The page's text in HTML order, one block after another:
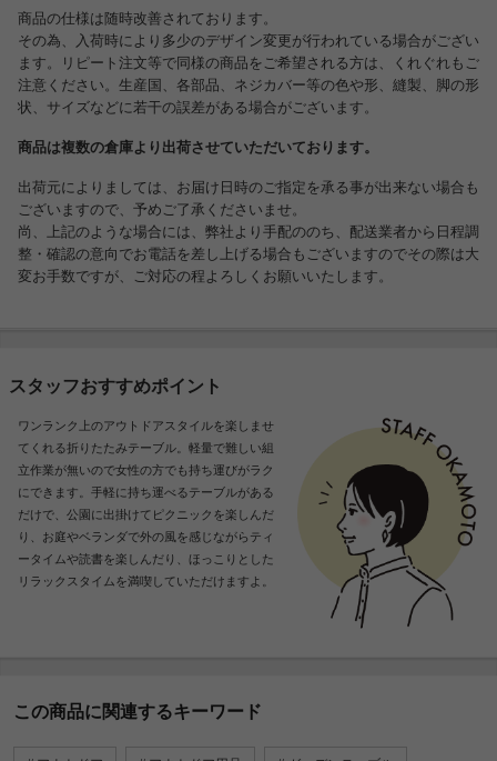
商品の仕様は随時改善されております。
その為、入荷時により多少のデザイン変更が行われている場合がござい
ます。リピート注文等で同様の商品をご希望される方は、くれぐれもご
注意ください。生産国、各部品、ネジカバー等の色や形、縫製、脚の形
状、サイズなどに若干の誤差がある場合がございます。
商品は複数の倉庫より出荷させていただいております。
出荷元によりましては、お届け日時のご指定を承る事が出来ない場合も
ございますので、予めご了承くださいませ。
尚、上記のような場合には、弊社より手配ののち、配送業者から日程調
整・確認の意向でお電話を差し上げる場合もございますのでその際は大
変お手数ですが、ご対応の程よろしくお願いいたします。
スタッフおすすめポイント
ワンランク上のアウトドアスタイルを楽しませ
てくれる折りたたみテーブル。軽量で難しい組
立作業が無いので女性の方でも持ち運びがラク
にできます。手軽に持ち運べるテーブルがある
だけで、公園に出掛けてピクニックを楽しんだ
り、お庭やベランダで外の風を感じながらティ
ータイムや読書を楽しんだり、ほっこりとした
リラックスタイムを満喫していただけますよ。
この商品に関連するキーワード